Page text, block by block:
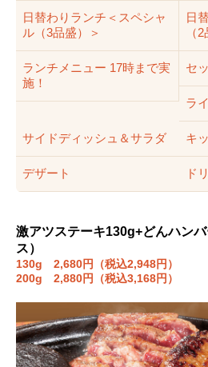
日替わりランチ＜スペシャ
ル（3品盛）＞
日
（
ランチメニュー 17時まで実
施！
セ
ラ
サイドディッシュ＆サラダ キ
デザート ド
激アツステーキ130g+どんハン
ス）
130g 2,680円（税込2,948円）
200g 2,880円（税込3,168円）